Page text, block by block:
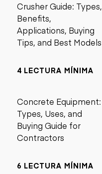
Crusher Guide: Types,
Benefits,
Applications, Buying
Tips, and Best Models
4 LECTURA MÍNIMA
Concrete Equipment:
Types, Uses, and
Buying Guide for
Contractors
6 LECTURA MÍNIMA